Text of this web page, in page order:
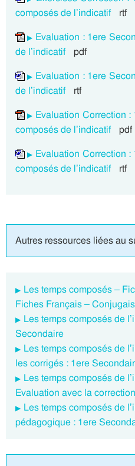
composés de l’indicatif rtf
Evaluation : 1ere
de l’indicatif pdf
Evaluation : 1ere
de l’indicatif rtf
Evaluation Correction
composés de l’indicatif pdf
Evaluation Correction
composés de l’indicatif rtf
Autres ressources liées au
Les temps composés –
Fiches Français –
Les temps composés de
Secondaire
Les temps composés de
les corrigés : 1ere
Les temps composés de
Evaluation avec la
Les temps composés de
pédagogique : 1ere